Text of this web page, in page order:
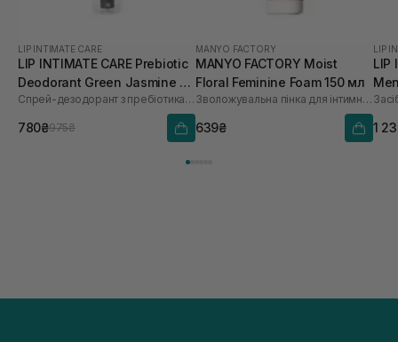
LIP INTIMATE CARE
LIP INTIMATE CARE Prebiotic
Deodorant Green Jasmine 50
мл
Спрей-дезодорант з пребіотиками
780₴975₴
MANYO FACTORY
MANYO FACTORY Moist
Floral Feminine Foam 150 мл
Зволожувальна пінка для інтимної гігієни
639₴
LIP
LIP
1